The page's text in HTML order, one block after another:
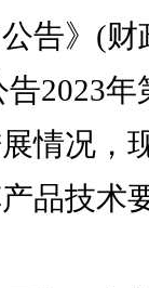
告》(财
2023年
情况，
品技术